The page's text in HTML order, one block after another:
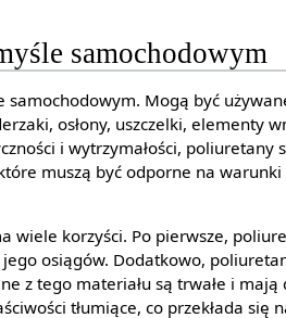
samochodowym
Mogą być
osłony, uszczelki, elementy
i wytrzymałości, poliuretany
muszą być odporne na
korzyści. Po pierwsze,
osiągów. Dodatkowo,
z tego materiału są trwałe i mają
tłumiące, co przekłada się